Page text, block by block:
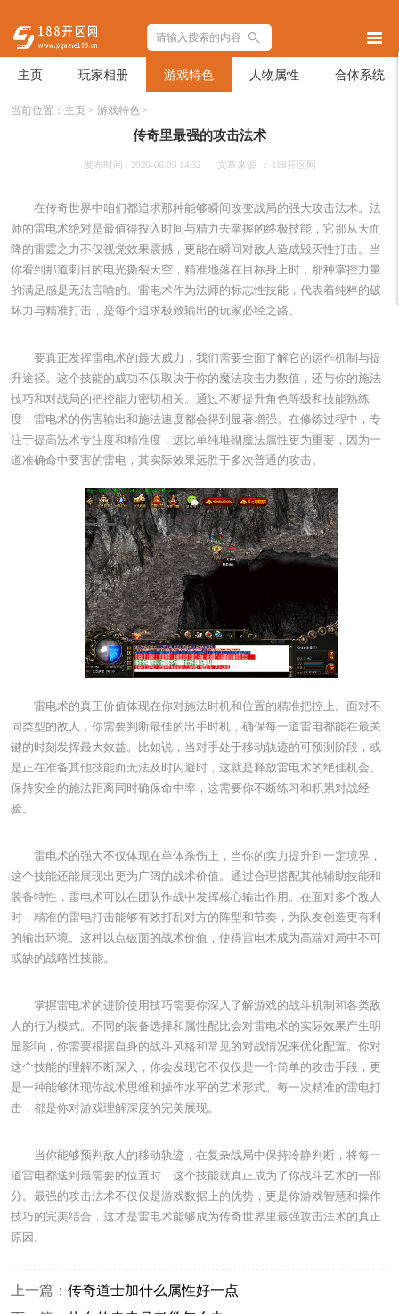
主页 玩家相册 游戏特色 人物属性 合体系统
当前位置： 主页 > 游戏特色 >
传奇里最强的攻击法术
发布时间 : 2026-06-03 14:32 文章来源 ： 188开区网
在传奇世界中咱们都追求那种能够瞬间改变战局的强大攻击法术。法
师的雷电术绝对是最值得投入时间与精力去掌握的终极技能，它那从天而
降的雷霆之力不仅视觉效果震撼，更能在瞬间对敌人造成毁灭性打击。当
你看到那道刺目的电光撕裂天空，精准地落在目标身上时，那种掌控力量
的满足感是无法言喻的。雷电术作为法师的标志性技能，代表着纯粹的破
坏力与精准打击，是每个追求极致输出的玩家必经之路。
要真正发挥雷电术的最大威力，我们需要全面了解它的运作机制与提
升途径。这个技能的成功不仅取决于你的魔法攻击力数值，还与你的施法
技巧和对战局的把控能力密切相关。通过不断提升角色等级和技能熟练
度，雷电术的伤害输出和施法速度都会得到显著增强。在修炼过程中，专
注于提高法术专注度和精准度，远比单纯堆砌魔法属性更为重要，因为一
道准确命中要害的雷电，其实际效果远胜于多次普通的攻击。
雷电术的真正价值体现在你对施法时机和位置的精准把控上。面对不
同类型的敌人，你需要判断最佳的出手时机，确保每一道雷电都能在最关
键的时刻发挥最大效益。比如说，当对手处于移动轨迹的可预测阶段，或
是正在准备其他技能而无法及时闪避时，这就是释放雷电术的绝佳机会。
保持安全的施法距离同时确保命中率，这需要你不断练习和积累对战经
验。
雷电术的强大不仅体现在单体杀伤上，当你的实力提升到一定境界，
这个技能还能展现出更为广阔的战术价值。通过合理搭配其他辅助技能和
装备特性，雷电术可以在团队作战中发挥核心输出作用。在面对多个敌人
时，精准的雷电打击能够有效打乱对方的阵型和节奏，为队友创造更有利
的输出环境。这种以点破面的战术价值，使得雷电术成为高端对局中不可
或缺的战略性技能。
掌握雷电术的进阶使用技巧需要你深入了解游戏的战斗机制和各类敌
人的行为模式。不同的装备选择和属性配比会对雷电术的实际效果产生明
显影响，你需要根据自身的战斗风格和常见的对战情况来优化配置。你对
这个技能的理解不断深入，你会发现它不仅仅是一个简单的攻击手段，更
是一种能够体现你战术思维和操作水平的艺术形式。每一次精准的雷电打
击，都是你对游戏理解深度的完美展现。
当你能够预判敌人的移动轨迹，在复杂战局中保持冷静判断，将每一
道雷电都送到最需要的位置时，这个技能就真正成为了你战斗艺术的一部
分。最强的攻击法术不仅仅是游戏数据上的优势，更是你游戏智慧和操作
技巧的完美结合，这才是雷电术能够成为传奇世界里最强攻击法术的真正
原因。
上一篇： 传奇道士加什么属性好一点